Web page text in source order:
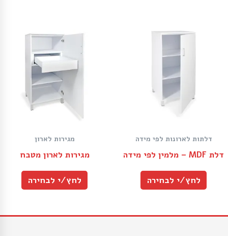
דלתות לארונות לפי מידה
דלת MDF – מלמין לפי מידה
לחץ/י לבחירה
מגירות לארון
מגירות לארון מטבח
לחץ/י לבחירה